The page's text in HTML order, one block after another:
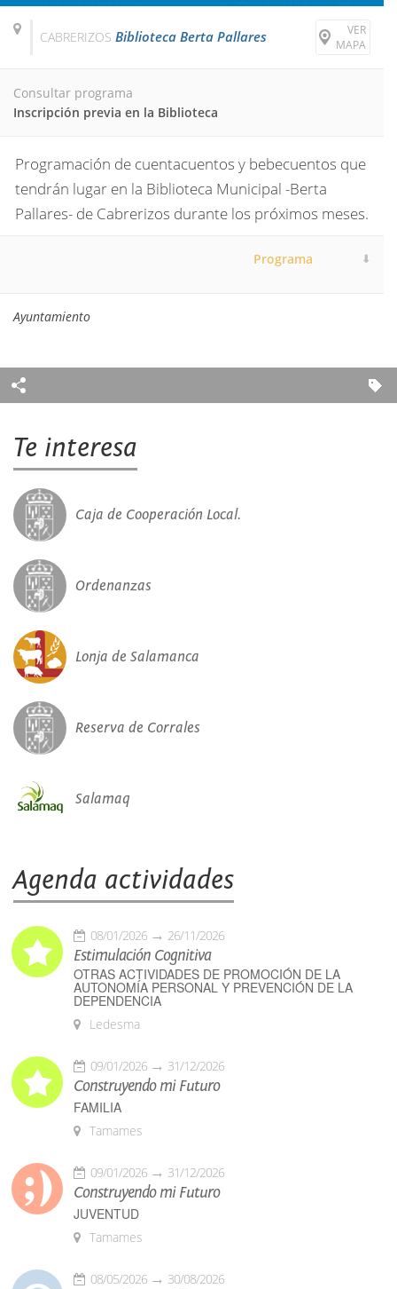
CABRERIZOS Biblioteca Berta Pallares
VER
MAPA
Consultar programa
Inscripción previa en la Biblioteca
Programación de cuentacuentos y bebecuentos que
tendrán lugar en la Biblioteca Municipal -Berta
Pallares- de Cabrerizos durante los próximos meses.
Programa
Ayuntamiento
Te interesa
Caja de Cooperación Local.
Ordenanzas
Lonja de Salamanca
Reserva de Corrales
Salamaq
Agenda actividades
08/01/2026 26/11/2026
Estimulación Cognitiva
OTRAS ACTIVIDADES DE PROMOCIÓN DE LA
AUTONOMÍA PERSONAL Y PREVENCIÓN DE LA
DEPENDENCIA
Ledesma
09/01/2026 31/12/2026
Construyendo mi Futuro
FAMILIA
Tamames
09/01/2026 31/12/2026
Construyendo mi Futuro
JUVENTUD
Tamames
08/05/2026 30/08/2026